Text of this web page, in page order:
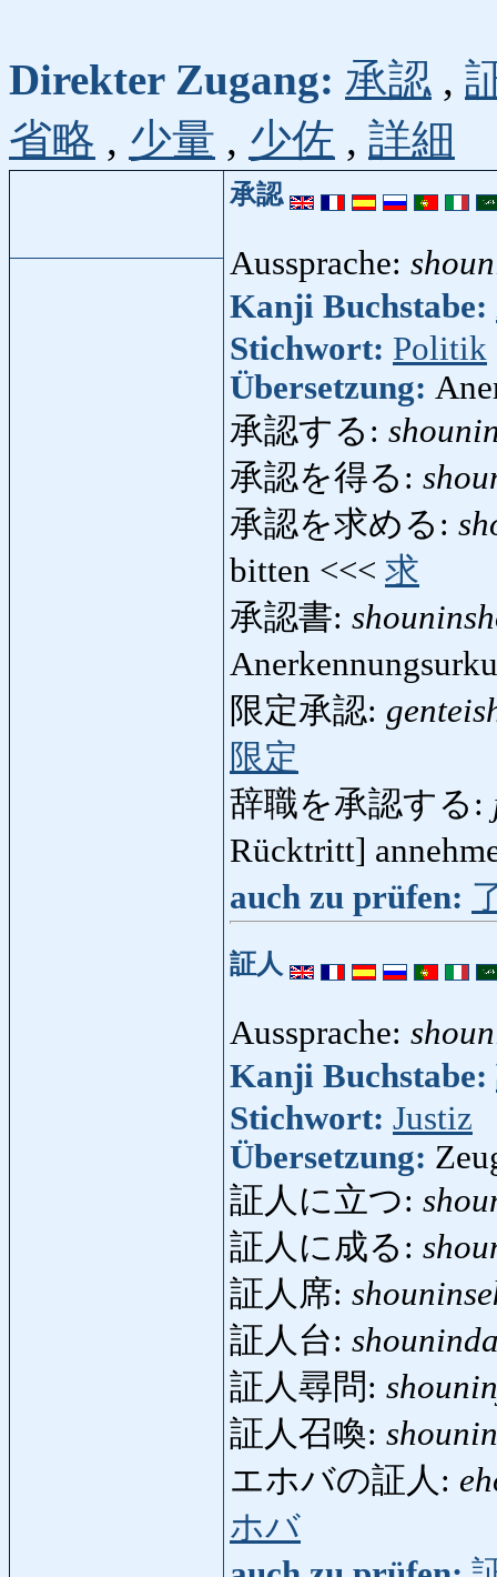
Direkter Zugang: 承認 ,
省略 , 少量 , 少佐 , 詳細
承認
Aussprache:
Kanji Buchstabe:
Stichwort: Politik
Übersetzung:
承認する:
承認を得る:
承認を求める:
bitten <<< 求
承認書:
限定承認:
限定
辞職を承認する:
Rücktritt]
auch zu prüfen:
証人
Aussprache:
Kanji Buchstabe:
Stichwort: Justiz
Übersetzung:
証人に立つ:
証人に成る:
証人席:
証人台:
証人尋問:
証人召喚:
エホバの証人:
ホバ